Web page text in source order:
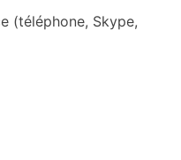
(téléphone, Skype,